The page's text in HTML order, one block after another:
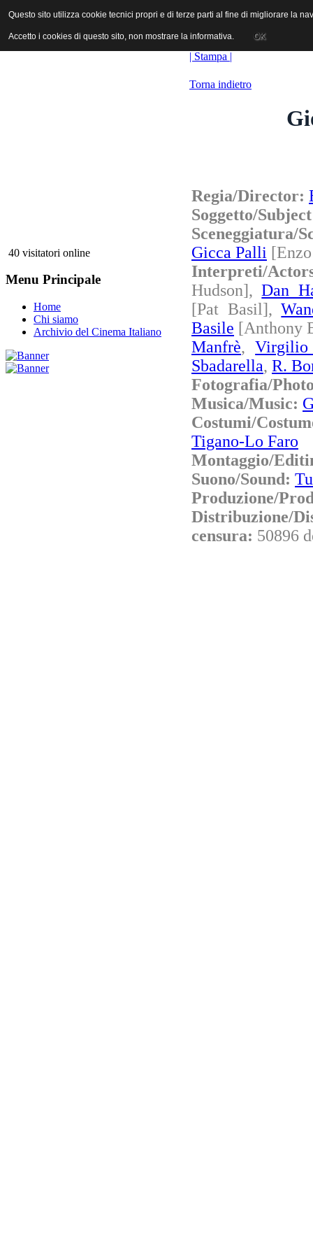
ANICA | Associazione Nazionale Industrie Cinematografiche
40 visitatori online
Menu Principale
Home
Chi siamo
Archivio del Cinema Italiano
| Stampa |
Torna indietro
Regia/Director:
Soggetto/
Sceneggiatura/
Gicca Palli
Interpreti/
Hudson],Dan
[Pat Basil],
Basile [Anthony
Manfrè,
Sbadarella, R.
Fotografia/
Musica/Music:
Costumi/
Tigano-Lo Faro
Montaggio/
Suono/Sound:
Produzione/
Distribuzione/
censura: 50896
Questo sito utilizza cookie tecnici propri e di terze parti al fine di migliorare la
Accetto i cookies di questo sito, non mostrare la informativa. OK
Questo sito utilizza cookie tecnici propri e di terze parti al fine di migliorare la
Accetto i cookies di questo sito, non mostrare la informativa. OK